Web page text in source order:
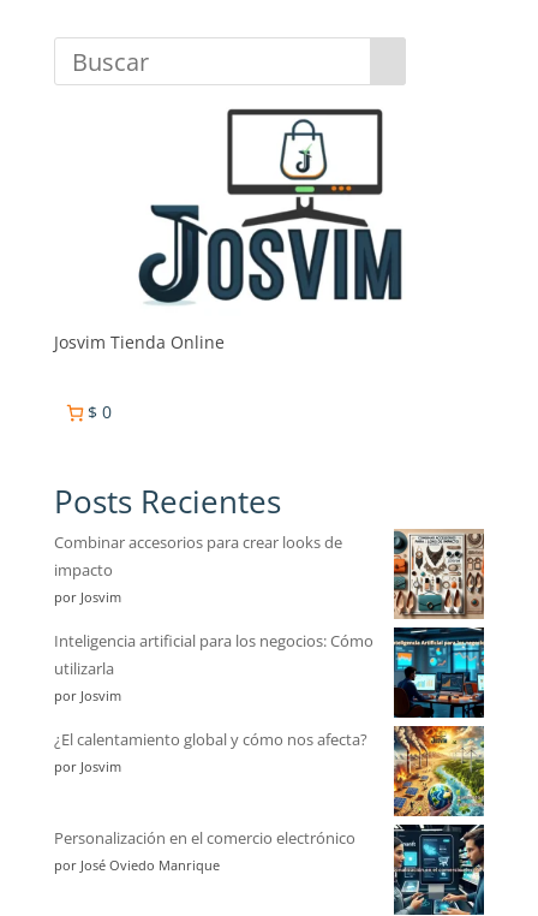
Josvim Tienda Online
$ 0
Posts Recientes
Combinar accesorios para crear looks de
impacto
por Josvim
Inteligencia artificial para los negocios: Cómo
utilizarla
por Josvim
¿El calentamiento global y cómo nos afecta?
por Josvim
Personalización en el comercio electrónico
por José Oviedo Manrique